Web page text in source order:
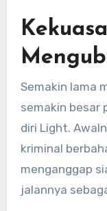
Semakin lama
semakin besar
diri Light.
kriminal
menganggap
jalannya